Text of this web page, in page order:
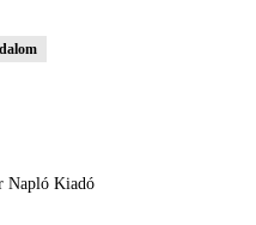
Napló Kiadó